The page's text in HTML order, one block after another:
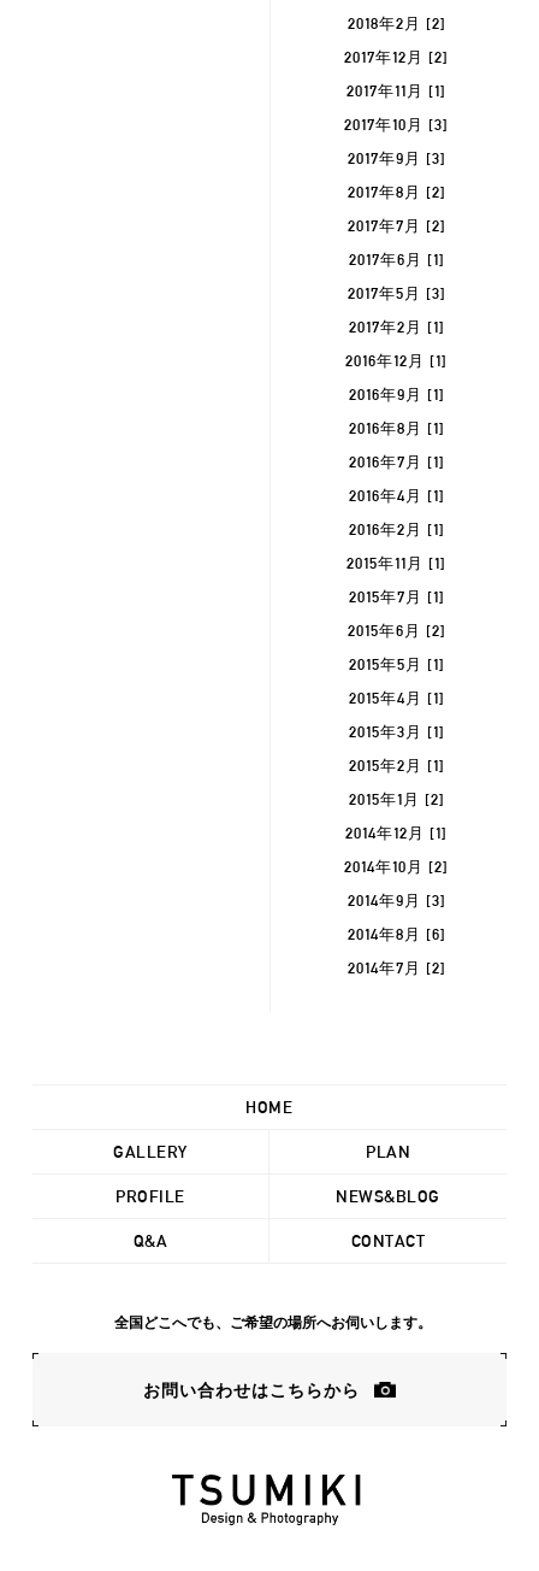
2018年2月 [2]
2017年12月 [2]
2017年11月 [1]
2017年10月 [3]
2017年9月 [3]
2017年8月 [2]
2017年7月 [2]
2017年6月 [1]
2017年5月 [3]
2017年2月 [1]
2016年12月 [1]
2016年9月 [1]
2016年8月 [1]
2016年7月 [1]
2016年4月 [1]
2016年2月 [1]
2015年11月 [1]
2015年7月 [1]
2015年6月 [2]
2015年5月 [1]
2015年4月 [1]
2015年3月 [1]
2015年2月 [1]
2015年1月 [2]
2014年12月 [1]
2014年10月 [2]
2014年9月 [3]
2014年8月 [6]
2014年7月 [2]
HOME
GALLERY PLAN
PROFILE NEWS&BLOG
Q&A CONTACT
全国どこへでも、ご希望の場所へお伺いします。
お問い合わせはこちらから